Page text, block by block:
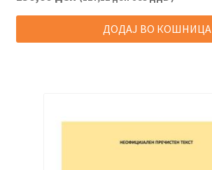
ДОДАЈ ВО КОШНИЦА